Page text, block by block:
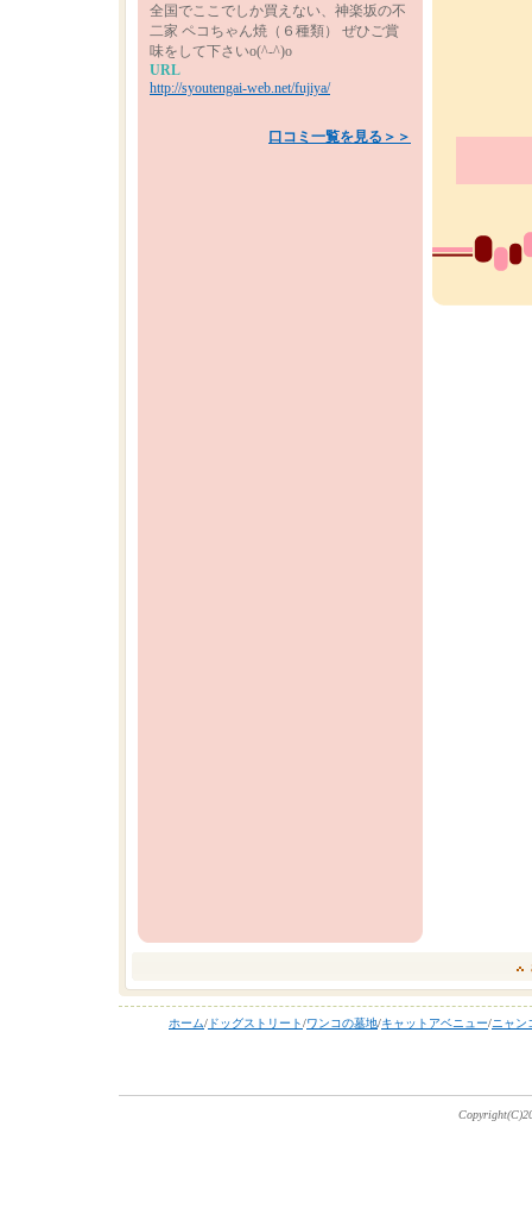
全国でここでしか買えない、神楽坂の不
二家 ペコちゃん焼（６種類） ぜひご賞
味をして下さいo(^-^)o
URL
http://syoutengai-web.net/fujiya/
口コミ一覧を見る＞＞
ホーム/ ドッグストリート/ワンコの墓地/キャットアベニュー/ニャン